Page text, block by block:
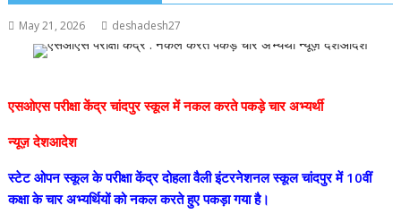
May 21, 2026 deshadesh27
एसओएस परीक्षा केंद्र चांदपुर स्कूल में नकल करते पकड़े चार अभ्यर्थी
न्यूज़ देशआदेश
स्टेट ओपन स्कूल के परीक्षा केंद्र दोहला वैली इंटरनेशनल स्कूल चांदपुर में 10वीं
कक्षा के चार अभ्यर्थियों को नकल करते हुए पकड़ा गया है।